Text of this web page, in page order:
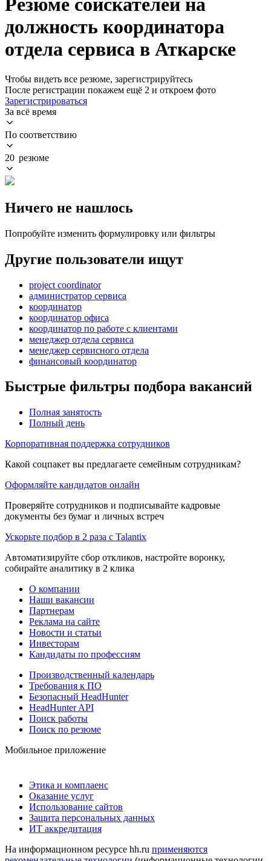
Резюме соискателей на
должность координатора
отдела сервиса в Аткарске
Чтобы видеть все резюме, зарегистрируйтесь
После регистрации покажем ещё 2 и откроем фото
Зарегистрироваться
За всё время
По соответствию
20 резюме
Ничего не нашлось
Попробуйте изменить формулировку или фильтры
Другие пользователи ищут
project coordinator
администратор сервиса
координатор
координатор офиса
координатор по работе с клиентами
менеджер отдела сервиса
менеджер сервисного отдела
финансовый координатор
Быстрые фильтры подбора вакансий
Полная занятость
Полный день
Корпоративная поддержка сотрудников
Какой соцпакет вы предлагаете семейным сотрудникам?
Оформляйте кандидатов онлайн
Проверяйте сотрудников и подписывайте кадровые
документы без бумаг и личных встреч
Ускорьте подбор в 2 раза с Talantix
Автоматизируйте сбор откликов, настройте воронку,
собирайте аналитику в 2 клика
О компании
Наши вакансии
Партнерам
Реклама на сайте
Новости и статьи
Инвесторам
Кандидаты по профессиям
Производственный календарь
Требования к ПО
Безопасный HeadHunter
HeadHunter API
Поиск работы
Поиск по резюме
Мобильное приложение
Этика и комплаенс
Оказание услуг
Использование сайтов
Защита персональных данных
ИТ аккредитация
На информационном ресурсе hh.ru применяются